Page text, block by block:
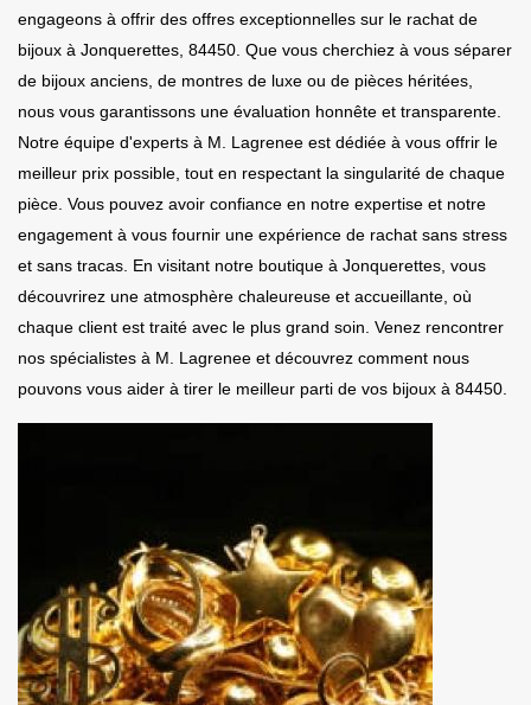
engageons à offrir des offres exceptionnelles sur le rachat de
bijoux à Jonquerettes, 84450. Que vous cherchiez à vous séparer
de bijoux anciens, de montres de luxe ou de pièces héritées,
nous vous garantissons une évaluation honnête et transparente.
Notre équipe d'experts à M. Lagrenee est dédiée à vous offrir le
meilleur prix possible, tout en respectant la singularité de chaque
pièce. Vous pouvez avoir confiance en notre expertise et notre
engagement à vous fournir une expérience de rachat sans stress
et sans tracas. En visitant notre boutique à Jonquerettes, vous
découvrirez une atmosphère chaleureuse et accueillante, où
chaque client est traité avec le plus grand soin. Venez rencontrer
nos spécialistes à M. Lagrenee et découvrez comment nous
pouvons vous aider à tirer le meilleur parti de vos bijoux à 84450.